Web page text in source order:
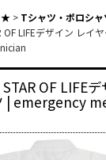
★ > Tシャツ・ポロシ
OF LIFEデザイン レイ
STAR OF LIFE
| emergency